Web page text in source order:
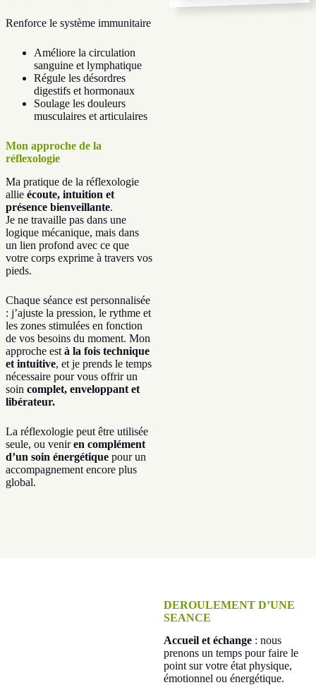
Renforce le système immunitaire
Améliore la circulation
sanguine et lymphatique
Régule les désordres
digestifs et hormonaux
Soulage les douleurs
musculaires et articulaires
Mon approche de la
réflexologie
Ma pratique de la réflexologie
allie écoute, intuition et
présence bienveillante.
Je ne travaille pas dans une
logique mécanique, mais dans
un lien profond avec ce que
votre corps exprime à travers vos
pieds.
Chaque séance est personnalisée
: j’ajuste la pression, le rythme et
les zones stimulées en fonction
de vos besoins du moment. Mon
approche est à la fois technique
et intuitive, et je prends le temps
nécessaire pour vous offrir un
soin complet, enveloppant et
libérateur.
La réflexologie peut être utilisée
seule, ou veniren complément
d’un soin énergétique pour un
accompagnement encore plus
global.
DEROULEMENT D’UNE
SEANCE
Accueil et échange : nous
prenons un temps pour faire le
point sur votre état physique,
émotionnel ou énergétique.